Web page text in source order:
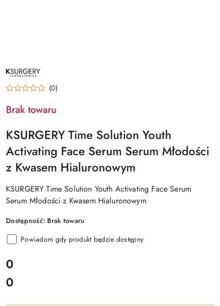
NAZWA
PRODUCENTA:
KSURGERY (0)
Brak towaru
KSURGERY Time Solution Youth
Activating Face Serum Serum Młodości
z Kwasem Hialuronowym
KSURGERY Time Solution Youth Activating Face Serum
Serum Młodości z Kwasem Hialuronowym
Dostępność: Brak towaru
Powiadom gdy produkt będzie dostępny
cena:
0
Cena:
0